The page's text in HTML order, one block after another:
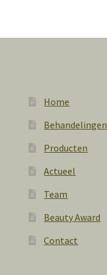
Home
Behandelingen
Producten
Actueel
Team
Beauty Award
Contact